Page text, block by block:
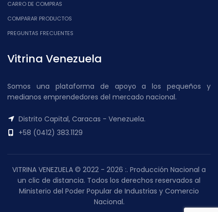
CARRO DE COMPRAS
COMPARAR PRODUCTOS
PREGUNTAS FRECUENTES
Vitrina Venezuela
Somos una plataforma de apoyo a los pequeños y
medianos emprendedores del mercado nacional.
Distrito Capital, Caracas - Venezuela.
+58 (0412) 383.1129
VITRINA VENEZUELA © 2022 - 2026 :. Producción Nacional a
un clic de distancia. Todos los derechos reservados al
Ministerio del Poder Popular de Industrias y Comercio
Nacional.